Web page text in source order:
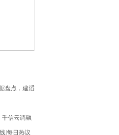
盘点，建滔
位居行业
千信云调融
|每日热议